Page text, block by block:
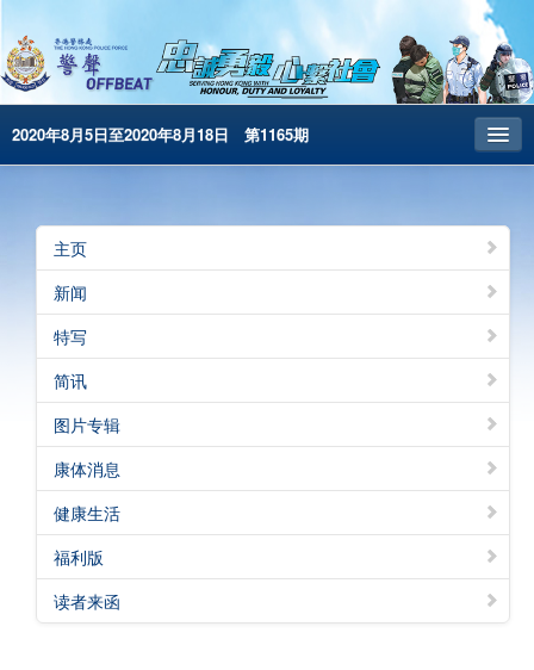
2020年8月5日至2020年8月18日 第1165期
昔日警声
警务处主页
繁体版
English
电子书版
主页
新闻
特写
简讯
图片专辑
康体消息
健康生活
福利版
读者来函